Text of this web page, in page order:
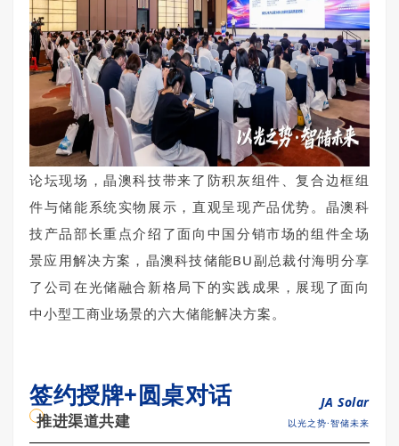
论坛现场，晶澳科技带来了防积灰组件、复合边框组
件与储能系统实物展示，直观呈现产品优势。晶澳科
技产品部长重点介绍了面向中国分销市场的组件全场
景应用解决方案，晶澳科技储能BU副总裁付海明分享
了公司在光储融合新格局下的实践成果，展现了面向
中小型工商业场景的六大储能解决方案。
签约授牌+圆桌对话
推进渠道共建
JA Solar
以光之势·智储未来